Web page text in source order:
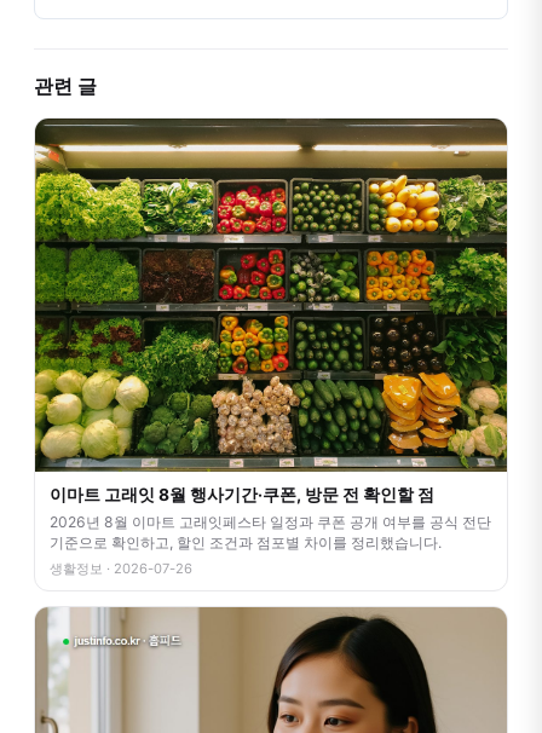
관련 글
이마트 고래잇 8월 행사기간·쿠폰, 방문 전 확인할 점
2026년 8월 이마트 고래잇페스타 일정과 쿠폰 공개 여부를 공식 전단
기준으로 확인하고, 할인 조건과 점포별 차이를 정리했습니다.
생활정보 · 2026-07-26